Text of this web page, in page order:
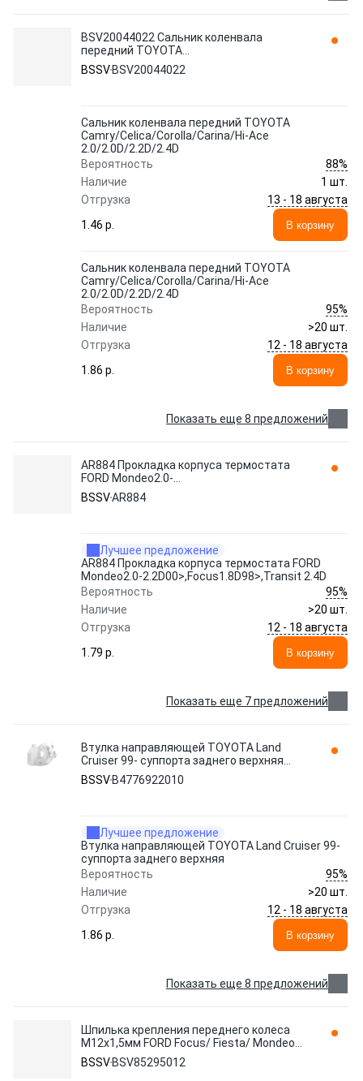
BSV20044022 Сальник коленвала
передний TOYOTA
Camry/Celica/Corolla/Carina/Hi-Ace
2.0/2.0D/2.2D/2.4D BSSV
BSSV BSV20044022
Сальник коленвала передний TOYOTA
Camry/Celica/Corolla/Carina/Hi-Ace
2.0/2.0D/2.2D/2.4D
Вероятность
88%
Наличие
1 шт.
Отгрузка
13 - 18 августа
1.46 p.
В корзину
Сальник коленвала передний TOYOTA
Camry/Celica/Corolla/Carina/Hi-Ace
2.0/2.0D/2.2D/2.4D
Вероятность
95%
Наличие
>20 шт.
Отгрузка
12 - 18 августа
1.86 p.
В корзину
Показать еще 8 предложений
AR884 Прокладка корпуса термостата
FORD Mondeo2.0-
2.2D00>,Focus1.8D98>,Transit 2.4D BSSV
BSSVAR884
Лучшее предложение
AR884 Прокладка корпуса термостата FORD
Mondeo2.0-2.2D00>,Focus1.8D98>,Transit 2.4D
Вероятность
95%
Наличие
>20 шт.
Отгрузка
12 - 18 августа
1.79 p.
В корзину
Показать еще 7 предложений
Втулка направляющей TOYOTA Land
Cruiser 99- суппорта заднего верхняя
B4776922010 BSSV
BSSV B4776922010
Лучшее предложение
Втулка направляющей TOYOTA Land Cruiser 99-
суппорта заднего верхняя
Вероятность
95%
Наличие
>20 шт.
Отгрузка
12 - 18 августа
1.86 p.
В корзину
Показать еще 8 предложений
Шпилька крепления переднего колеса
М12х1,5мм FORD Focus/ Fiesta/ Mondeo
BSV BSV85295012 BSSV
BSSV BSV85295012